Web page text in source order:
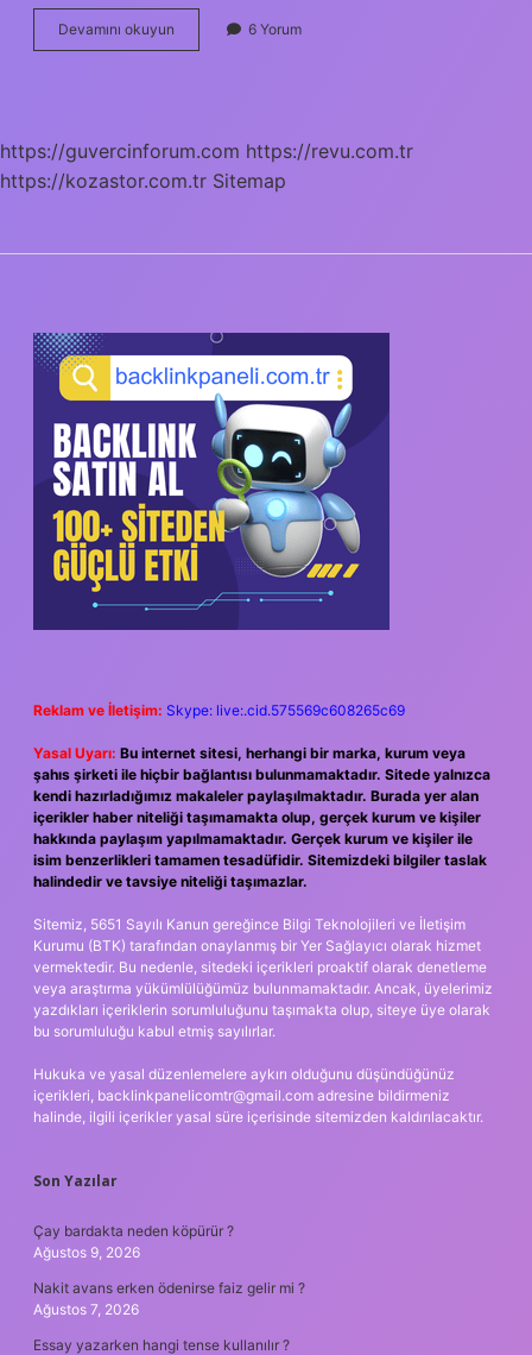
Devamını okuyun
Hırslı
6 Yorum
https://guvercinforum.com https://revu.com.tr
https://kozastor.com.tr Sitemap
SIDEBAR
Reklam ve İletişim: Skype: live:.cid.575569c608265c69
Yasal Uyarı: Bu internet sitesi, herhangi bir marka, kurum veya
şahıs şirketi ile hiçbir bağlantısı bulunmamaktadır. Sitede yalnızca
kendi hazırladığımız makaleler paylaşılmaktadır. Burada yer alan
içerikler haber niteliği taşımamakta olup, gerçek kurum ve kişiler
hakkında paylaşım yapılmamaktadır. Gerçek kurum ve kişiler ile
isim benzerlikleri tamamen tesadüfidir. Sitemizdeki bilgiler taslak
halindedir ve tavsiye niteliği taşımazlar.
Sitemiz, 5651 Sayılı Kanun gereğince Bilgi Teknolojileri ve İletişim
Kurumu (BTK) tarafından onaylanmış bir Yer Sağlayıcı olarak hizmet
vermektedir. Bu nedenle, sitedeki içerikleri proaktif olarak denetleme
veya araştırma yükümlülüğümüz bulunmamaktadır. Ancak, üyelerimiz
yazdıkları içeriklerin sorumluluğunu taşımakta olup, siteye üye olarak
bu sorumluluğu kabul etmiş sayılırlar.
Hukuka ve yasal düzenlemelere aykırı olduğunu düşündüğünüz
içerikleri, backlinkpanelicomtr@gmail.com adresine bildirmeniz
halinde, ilgili içerikler yasal süre içerisinde sitemizden kaldırılacaktır.
Son Yazılar
Çay bardakta neden köpürür ?
Ağustos 9, 2026
Nakit avans erken ödenirse faiz gelir mi ?
Ağustos 7, 2026
Essay yazarken hangi tense kullanılır ?